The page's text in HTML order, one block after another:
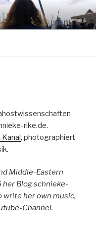
rike.de.
, photographiert
Middle-Eastern
her Blog schnieke-
write her own music,
Channel.